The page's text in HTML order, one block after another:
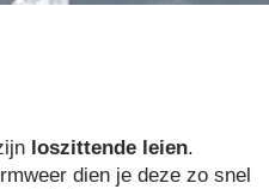
loszittende leien.
dien je deze zo snel